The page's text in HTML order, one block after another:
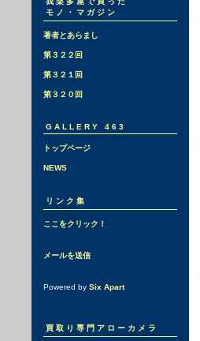
モノ・マガジン
著者とあらまし
第３２２回
第３２１回
第３２０回
GALLERY 463
トップページ
NEWS
リンク集
ここをクリック！
メールを送信
Powered by Six Apart
買取り専門アローカメラ